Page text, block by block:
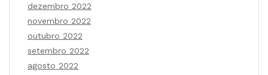
dezembro 2022
novembro 2022
outubro 2022
setembro 2022
agosto 2022